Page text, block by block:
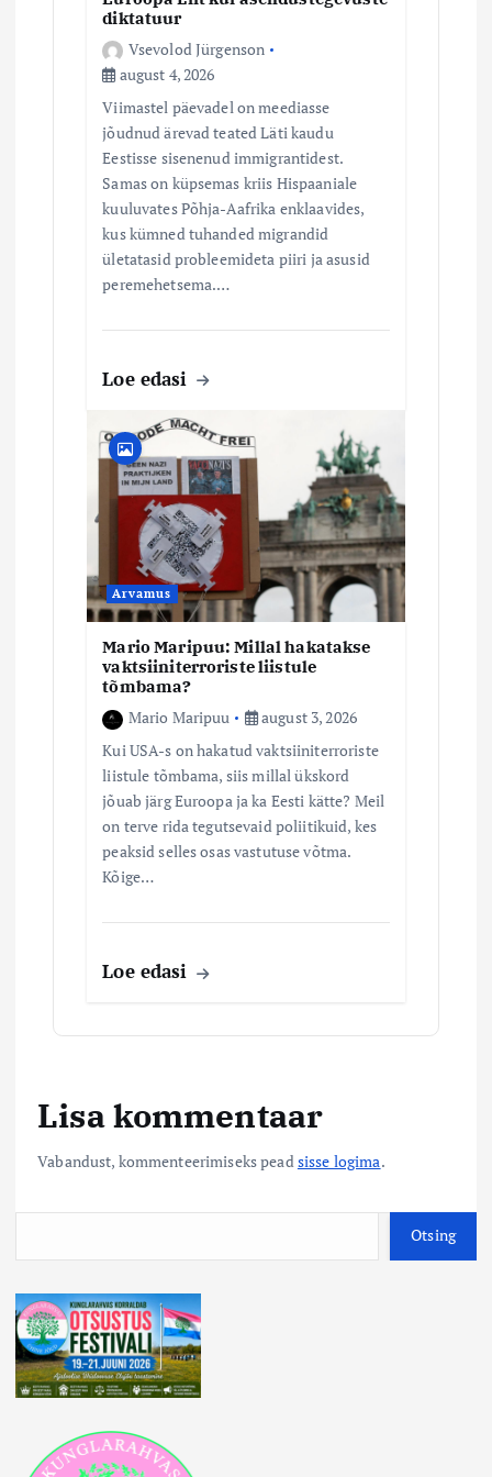
diktatuur
Vsevolod Jürgenson
august 4, 2026
Viimastel päevadel on meediasse
jõudnud ärevad teated Läti kaudu
Eestisse sisenenud immigrantidest.
Samas on küpsemas kriis Hispaaniale
kuuluvates Põhja-Aafrika enklaavides,
kus kümned tuhanded migrandid
ületatasid probleemideta piiri ja asusid
peremehetsema.…
Loe edasi
Arvamus
Mario Maripuu: Millal hakatakse
vaktsiiniterroriste liistule
tõmbama?
Mario Maripuu
august 3, 2026
Kui USA-s on hakatud vaktsiiniterroriste
liistule tõmbama, siis millal ükskord
jõuab järg Euroopa ja ka Eesti kätte? Meil
on terve rida tegutsevaid poliitikuid, kes
peaksid selles osas vastutuse võtma.
Kõige…
Loe edasi
Lisa kommentaar
Vabandust, kommenteerimiseks peadsisse logima.
i
Otsing